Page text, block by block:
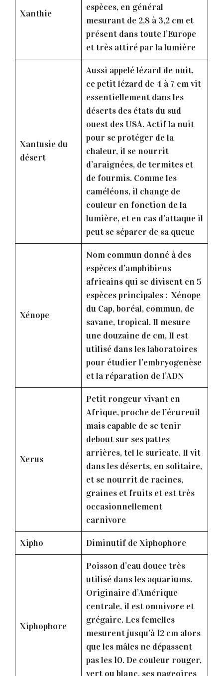
Xanthie
espèces, en général
mesurant de 2,8 à 3,2 cm et
présent dans toute l’Europe
et très attiré par la lumière
Xantusie du
désert
Aussi appelé lézard de nuit,
ce petit lézard de 4 à 7 cm vit
essentiellement dans les
déserts des états du sud
ouest des USA. Actif la nuit
pour se protéger de la
chaleur, il se nourrit
d’araignées, de termites et
de fourmis. Comme les
caméléons, il change de
couleur en fonction de la
lumière, et en cas d’attaque il
peut se séparer de sa queue
Xénope
Nom commun donné à des
espèces d’amphibiens
africains qui se divisent en 5
espèces principales : Xénope
du Cap, boréal, commun, de
savane, tropical. Il mesure
une douzaine de cm, Il est
utilisé dans les laboratoires
pour étudier l’embryogenèse
et la réparation de l’ADN
Xerus
Petit rongeur vivant en
Afrique, proche de l’écureuil
mais capable de se tenir
debout sur ses pattes
arrières, tel le suricate. Il vit
dans les déserts, en solitaire,
et se nourrit de racines,
graines et fruits et est très
occasionnellement
carnivore
Xipho Diminutif de Xiphophore
Xiphophore
Poisson d’eau douce très
utilisé dans les aquariums.
Originaire d’Amérique
centrale, il est omnivore et
grégaire. Les femelles
mesurent jusqu’à 12 cm alors
que les mâles ne dépassent
pas les 10. De couleur rouger,
vert ou blanc, ses nageoires